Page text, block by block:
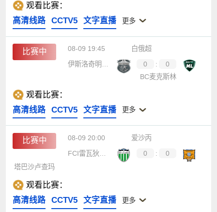
观看比赛：
高清线路
CCTV5 文字直播 更多
比赛中 08-09 19:45
白俄超
0 :
0
BC麦克斯林
观看比赛：
高清线路
CCTV5 文字直播 更多
比赛中 08-09 20:00
爱沙丙
0 :
0
塔巴沙卢查玛
观看比赛：
高清线路
CCTV5 文字直播 更多